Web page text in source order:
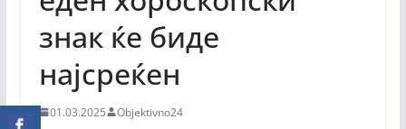
знак ќе биде
најсреќен
01.03.2025 Objektivno24